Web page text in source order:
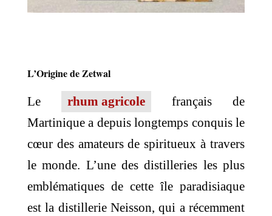
L’Origine de Zetwal
Le rhum agricole
français de
Martinique a depuis longtemps conquis le
cœur des amateurs de spiritueux à travers
le monde. L’une des distilleries les plus
emblématiques de cette île paradisiaque
est la distillerie Neisson, qui a récemment